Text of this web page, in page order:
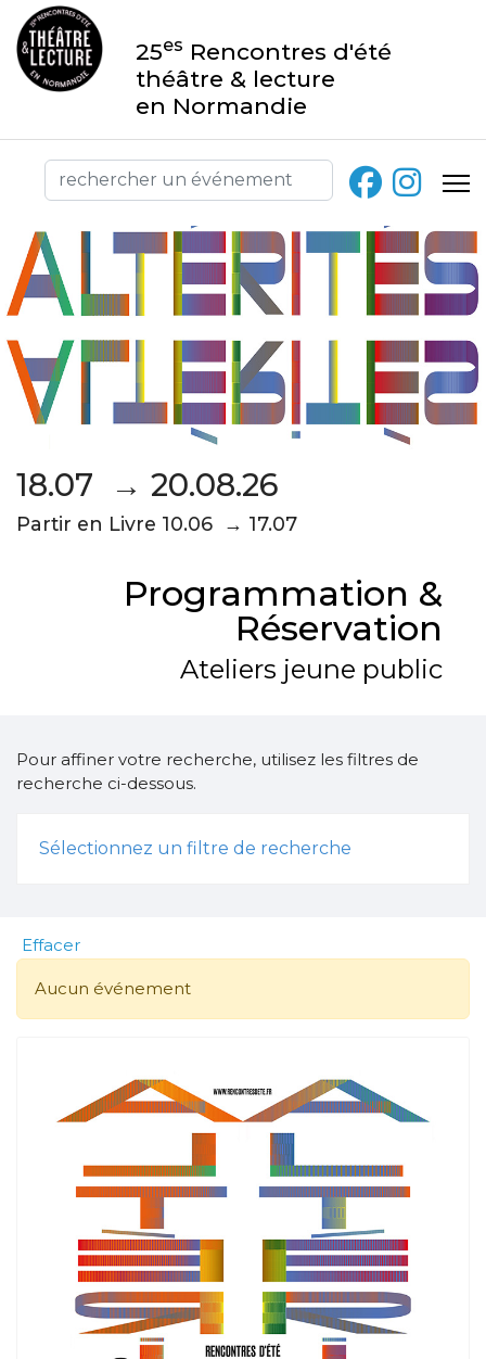
25es Rencontres d'été
théâtre & lecture
en Normandie
18.07 → 20.08.26
Partir en Livre 10.06 → 17.07
Programmation &
Réservation
Ateliers jeune public
Pour affiner votre recherche, utilisez les filtres de
recherche ci-dessous.
Sélectionnez un filtre de recherche
Effacer
Aucun événement